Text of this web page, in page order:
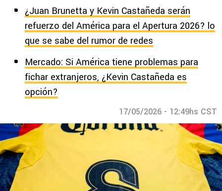
¿Juan Brunetta y Kevin Castañeda serán
refuerzo del América para el Apertura 2026? lo
que se sabe del rumor de redes
Mercado: Si América tiene problemas para
fichar extranjeros, ¿Kevin Castañeda es
opción?
17/05/2026 - 12:49hs CST